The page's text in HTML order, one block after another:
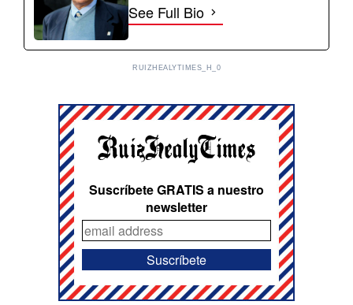
See Full Bio
RUIZHEALYTIMES_H_0
Suscríbete GRATIS a nuestro
newsletter